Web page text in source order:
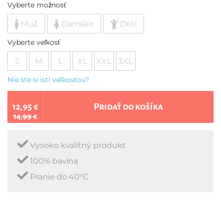
Vyberte možnosť
Muž Dámske Deti
Vyberte veľkosť
S M L XL XXL 3XL
Nie ste si istí veľkosťou?
12,95 €
14,99 €
Pridať do košíka
Vysoko kvalitný produkt
100% bavlna
Pranie do 40°C